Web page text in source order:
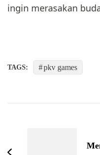
ingin merasakan
TAGS: pkv games